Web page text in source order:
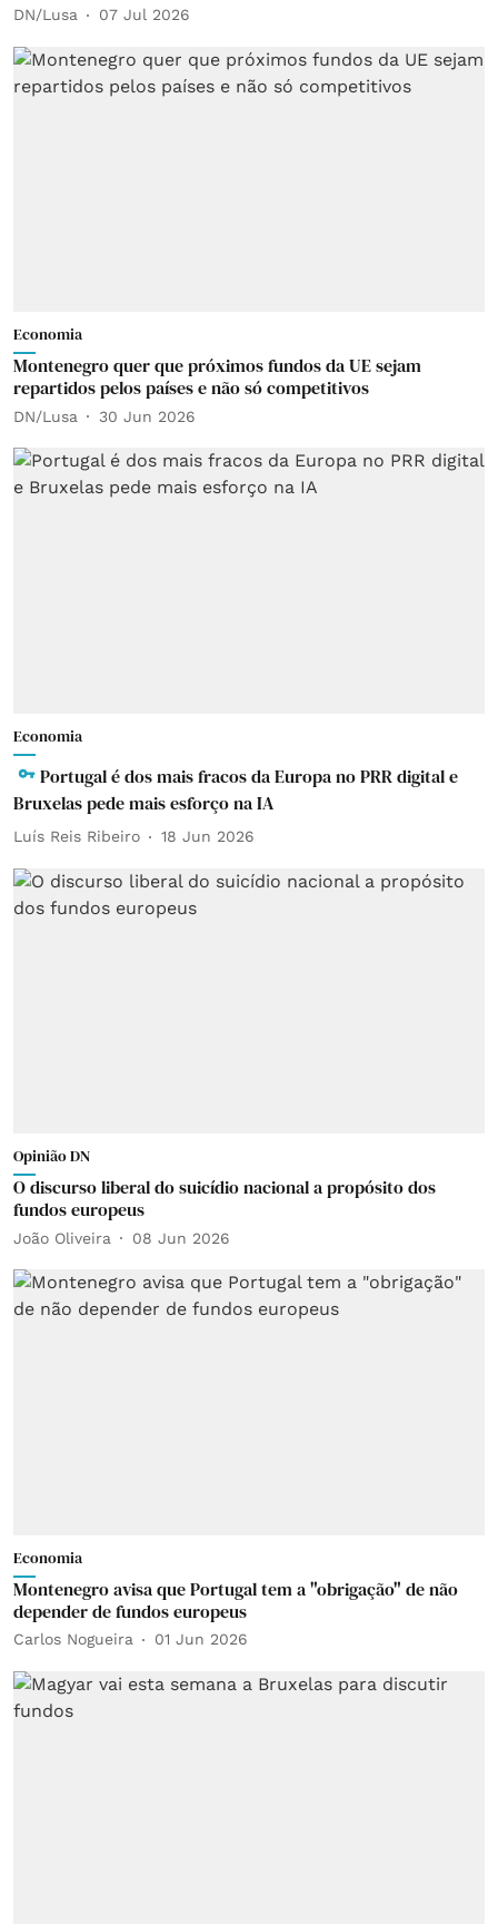
DN/Lusa 07 Jul 2026
Economia
Montenegro quer que próximos fundos da UE sejam
repartidos pelos países e não só competitivos
DN/Lusa 30 Jun 2026
Economia
Portugal é dos mais fracos da Europa no PRR digital e
Bruxelas pede mais esforço na IA
Luís Reis Ribeiro 18 Jun 2026
Opinião DN
O discurso liberal do suicídio nacional a propósito dos
fundos europeus
João Oliveira 08 Jun 2026
Economia
Montenegro avisa que Portugal tem a "obrigação" de não
depender de fundos europeus
Carlos Nogueira 01 Jun 2026